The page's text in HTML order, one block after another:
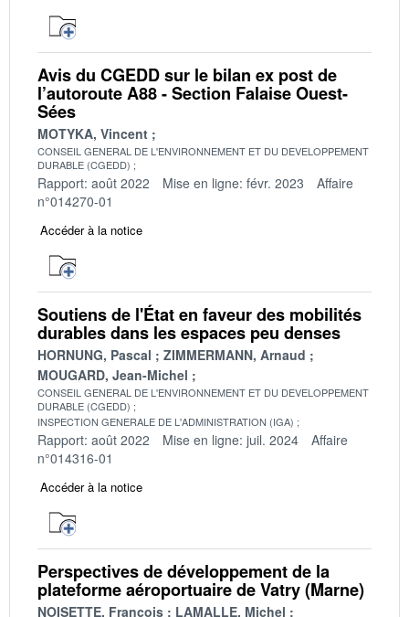
Avis du CGEDD sur le bilan ex post de
l’autoroute A88 - Section Falaise Ouest-
Sées
MOTYKA, Vincent
CONSEIL GENERAL DE L'ENVIRONNEMENT ET DU DEVELOPPEMENT
DURABLE (CGEDD)
Rapport: août 2022 Mise en ligne: févr. 2023
Affaire
n°014270-01
Accéder à la notice
Soutiens de l'État en faveur des mobilités
durables dans les espaces peu denses
HORNUNG, Pascal
ZIMMERMANN, Arnaud
MOUGARD, Jean-Michel
CONSEIL GENERAL DE L'ENVIRONNEMENT ET DU DEVELOPPEMENT
DURABLE (CGEDD)
INSPECTION GENERALE DE L'ADMINISTRATION (IGA)
Rapport: août 2022 Mise en ligne: juil. 2024
Affaire
n°014316-01
Accéder à la notice
Perspectives de développement de la
plateforme aéroportuaire de Vatry (Marne)
NOISETTE, François LAMALLE, Michel